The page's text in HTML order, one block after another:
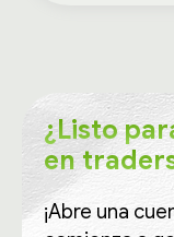
¿Listo
en
¡Abre una